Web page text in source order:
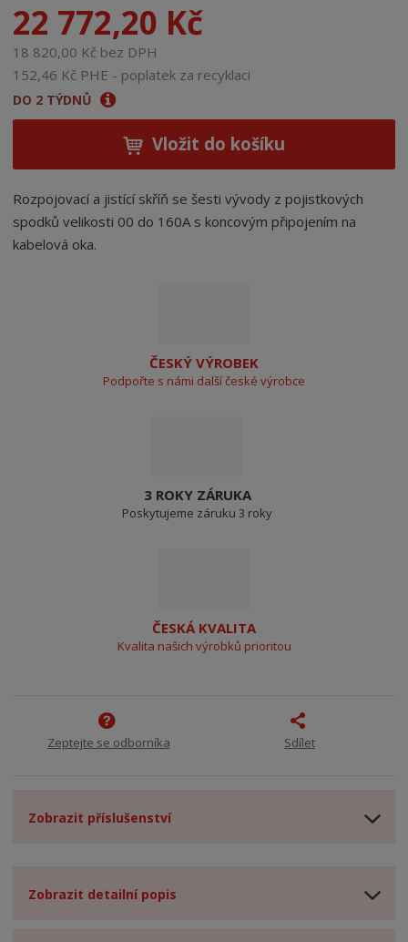
22 772,20 Kč
18 820,00 Kč bez DPH
152,46 Kč PHE - poplatek za recyklaci
DO 2 TÝDNŮ
Vložit do košíku
Rozpojovací a jistící skříň se šesti vývody z pojistkových
spodků velikosti 00 do 160A s koncovým připojením na
kabelová oka.
ČESKÝ VÝROBEK
Podpořte s námi další české výrobce
3 ROKY ZÁRUKA
Poskytujeme záruku 3 roky
ČESKÁ KVALITA
Kvalita našich výrobků prioritou
Zeptejte se odborníka Sdílet
Zobrazit příslušenství
Zobrazit detailní popis